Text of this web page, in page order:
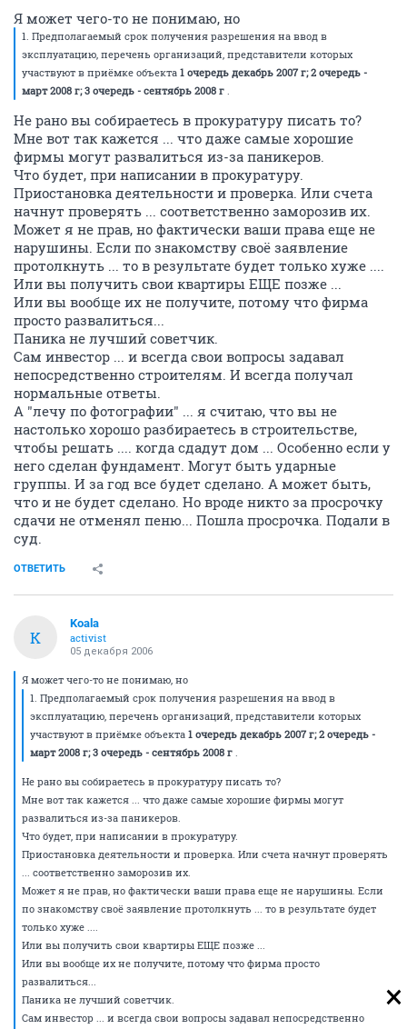
Я может чего-то не понимаю, но
1. Предполагаемый срок получения разрешения на ввод в
эксплуатацию, перечень организаций, представители которых
участвуют в приёмке объекта 1 очередь декабрь 2007 г; 2 очередь -
март 2008 г; 3 очередь - сентябрь 2008 г .
Не рано вы собираетесь в прокуратуру писать то?
Мне вот так кажется ... что даже самые хорошие
фирмы могут развалиться из-за паникеров.
Что будет, при написании в прокуратуру.
Приостановка деятельности и проверка. Или счета
начнут проверять ... соответственно заморозив их.
Может я не прав, но фактически ваши права еще не
нарушины. Если по знакомству своё заявление
протолкнуть ... то в результате будет только хуже ....
Или вы получить свои квартиры ЕЩЕ позже ...
Или вы вообще их не получите, потому что фирма
просто развалиться...
Паника не лучший советчик.
Сам инвестор ... и всегда свои вопросы задавал
непосредственно строителям. И всегда получал
нормальные ответы.
А "лечу по фотографии" ... я считаю, что вы не
настолько хорошо разбираетесь в строительстве,
чтобы решать .... когда сдадут дом ... Особенно если у
него сделан фундамент. Могут быть ударные
группы. И за год все будет сделано. А может быть,
что и не будет сделано. Но вроде никто за просрочку
сдачи не отменял пеню... Пошла просрочка. Подали в
суд.
ОТВЕТИТЬ
K
Koala
activist
05 декабря 2006
Я может чего-то не понимаю, но
1. Предполагаемый срок получения разрешения на ввод в
эксплуатацию, перечень организаций, представители которых
участвуют в приёмке объекта 1 очередь декабрь 2007 г; 2 очередь -
март 2008 г; 3 очередь - сентябрь 2008 г .
Не рано вы собираетесь в прокуратуру писать то?
Мне вот так кажется ... что даже самые хорошие фирмы могут
развалиться из-за паникеров.
Что будет, при написании в прокуратуру.
Приостановка деятельности и проверка. Или счета начнут проверять
... соответственно заморозив их.
Может я не прав, но фактически ваши права еще не нарушины. Если
по знакомству своё заявление протолкнуть ... то в результате будет
только хуже ....
Или вы получить свои квартиры ЕЩЕ позже ...
Или вы вообще их не получите, потому что фирма просто
развалиться...
Паника не лучший советчик.
Сам инвестор ... и всегда свои вопросы задавал непосредственно